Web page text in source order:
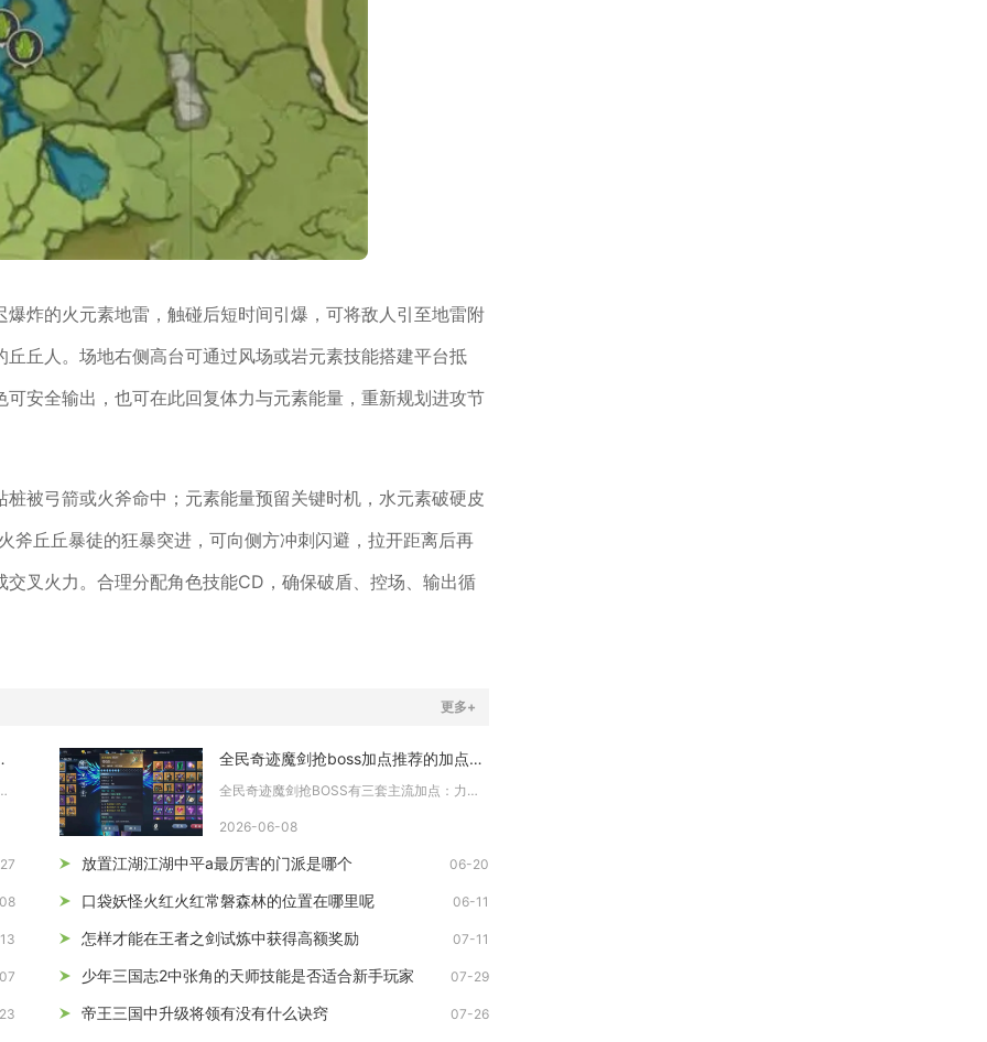
炸的火元素地雷，触碰后短时间引爆，可将敌人引至地雷附
丘人。场地右侧高台可通过风场或岩元素技能搭建平台抵
安全输出，也可在此回复体力与元素能量，重新规划进攻节
被弓箭或火斧命中；元素能量预留关键时机，水元素破硬皮
斧丘丘暴徒的狂暴突进，可向侧方冲刺闪避，拉开距离后再
叉火力。合理分配角色技能CD，确保破盾、控场、输出循
更多+
需的道具
心思路是固定副本稳定产出...
全民奇迹魔剑抢boss加点推荐的加点方案有哪些
全民奇迹魔剑抢BOSS有三套主流加点：力魔爆发流、智魔远程流...
2026-06-08
放置江湖江湖中平a最厉害的门派是哪个 06-20
口袋妖怪火红火红常磐森林的位置在哪里呢 06-11
怎样才能在王者之剑试炼中获得高额奖励 07-11
少年三国志2中张角的天师技能是否适合新手玩家 07-29
帝王三国中升级将领有没有什么诀窍 07-26